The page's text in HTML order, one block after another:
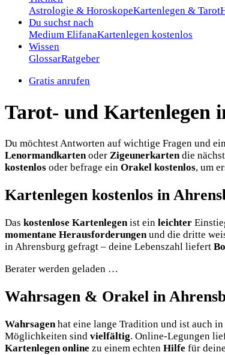
Astrologie & HoroskopeKartenlegen & Tarot
Du suchst nach
Medium ElifanaKartenlegen kostenlos
Wissen
GlossarRatgeber
Gratis anrufen
Tarot- und Kartenlegen
Du möchtest Antworten auf wichtige Fragen und
Lenormandkarten oder Zigeunerkarten die
kostenlos oder befrage ein Orakel kostenlos, um
Kartenlegen kostenlos in
Das kostenlose Kartenlegenist ein leichter
momentane Herausforderungenund die dritte
in Ahrensburg gefragt – deine Lebenszahl liefert
Berater werden geladen …
Wahrsagen & Orakel in
Wahrsagenhat eine lange Tradition und ist auch in
Möglichkeiten sind vielfältig. Online-Legungen
Kartenlegen online zu einem echten Hilfe für